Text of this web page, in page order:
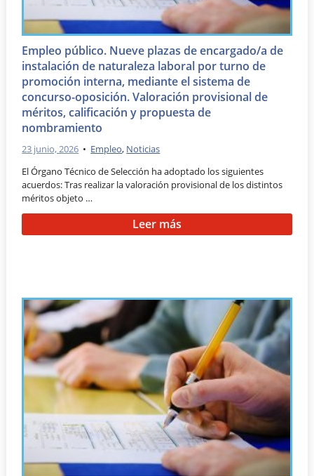
Empleo público. Nueve plazas de encargado/a de
instalación de naturaleza laboral por turno de
promoción interna, mediante el sistema de
concurso-oposición. Valoración provisional de
méritos, calificación y propuesta de
nombramiento
23 junio, 2026 • Empleo, Noticias
El Órgano Técnico de Selección ha adoptado los siguientes
acuerdos: Tras realizar la valoración provisional de los distintos
méritos objeto …
Leer más